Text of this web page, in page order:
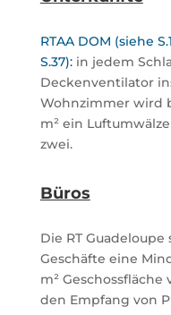
RTAA DOM (siehe
S.37):in jedem
Deckenventilator
Wohnzimmer wird
m² ein
zwei.
Büros
Die RT
Geschäfte eine
m²
den Empfang von